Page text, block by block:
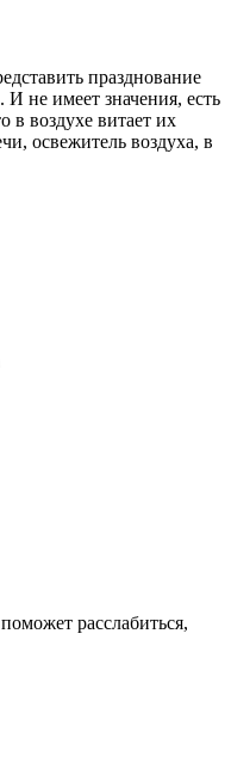
празднование
И не имеет значения, есть
в воздухе витает их
освежитель воздуха, в
расслабиться,